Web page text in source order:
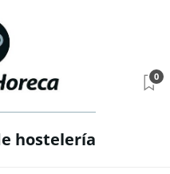
hostelería
0